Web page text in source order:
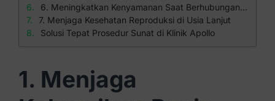
6. Meningkatkan Kenyamanan Saat Berhubungan Seksual
7. Menjaga Kesehatan Reproduksi di Usia Lanjut
Solusi Tepat Prosedur Sunat di Klinik Apollo
1. Menjaga